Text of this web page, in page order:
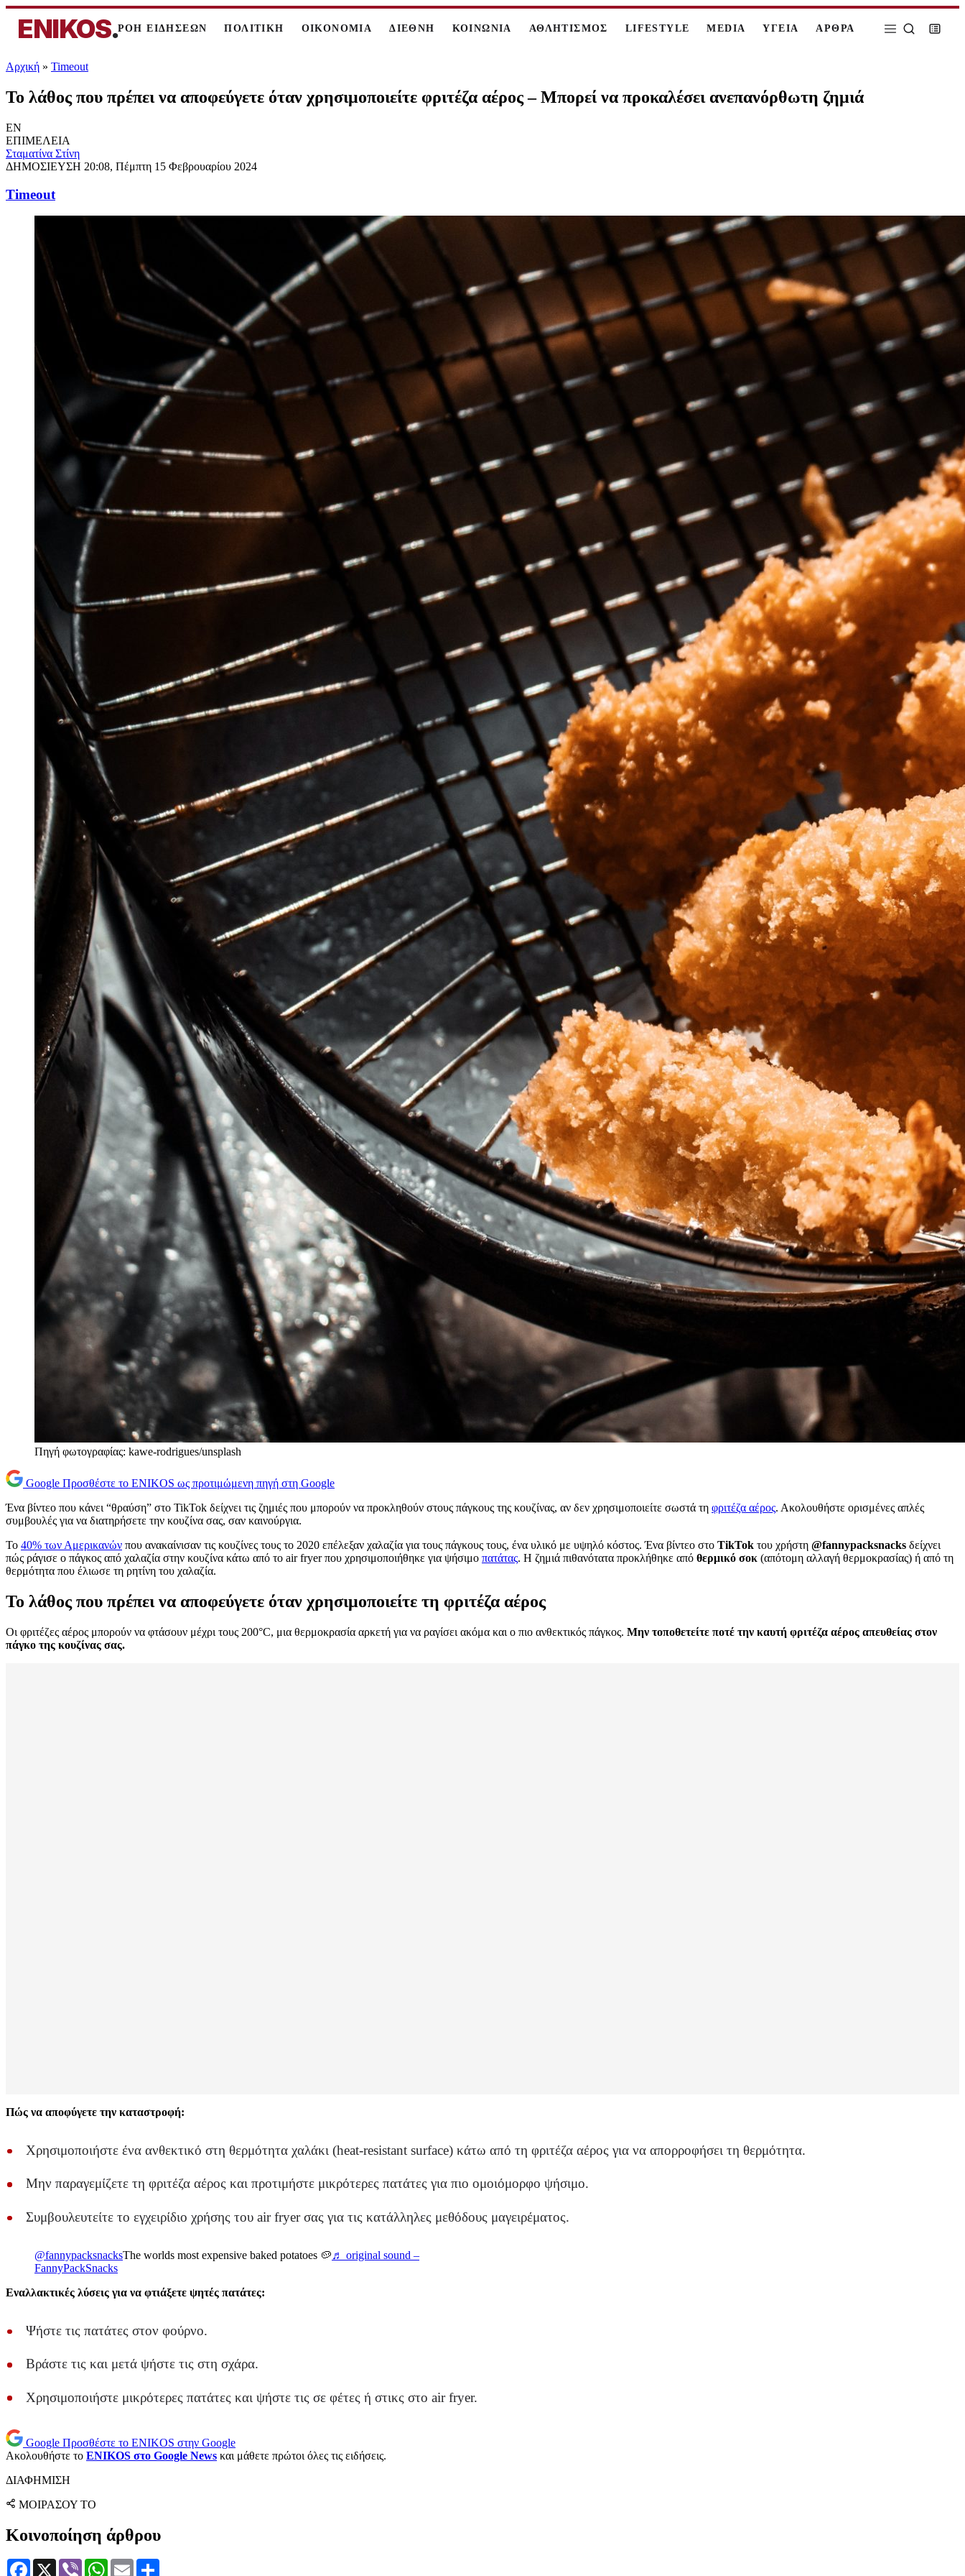
ENIKOS.ΡΟΗ ΕΙΔΗΣΕΩΝ ΠΟΛΙΤΙΚΗ ΟΙΚΟΝΟΜΙΑ ΔΙΕΘΝΗ ΚΟΙΝΩΝΙΑ ΑΘΛΗΤΙΣΜΟΣ LIFESTYLE MEDIA ΥΓΕΙΑ ΑΡΘΡΑ
Αρχική » Timeout
To λάθος που πρέπει να αποφεύγετε όταν χρησιμοποιείτε φριτέζα αέρος – Μπορεί να προκαλέσει ανεπανόρθωτη ζημιά
EN
ΕΠΙΜΕΛΕΙΑ
Σταματίνα Στίνη
ΔΗΜΟΣΙΕΥΣΗ 20:08, Πέμπτη 15 Φεβρουαρίου 2024
Timeout
Πηγή φωτογραφίας: kawe-rodrigues/unsplash
Google Προσθέστε το ENIKOS ως προτιμώμενη πηγή στη Google
Ένα βίντεο που κάνει “θραύση” στο TikTok δείχνει τις ζημιές που μπορούν να προκληθούν στους πάγκους της κουζίνας, αν δεν χρησιμοποιείτε σωστά τη φριτέζα αέρος. Ακολουθήστε ορισμένες απλές
συμβουλές για να διατηρήσετε την κουζίνα σας, σαν καινούργια.
Το 40% των Αμερικανών που ανακαίνισαν τις κουζίνες τους το 2020 επέλεξαν χαλαζία για τους πάγκους τους, ένα υλικό με υψηλό κόστος. Ένα βίντεο στο TikTok του χρήστη @fannypacksnacks δείχνει
πώς ράγισε ο πάγκος από χαλαζία στην κουζίνα κάτω από το air fryer που χρησιμοποιήθηκε για ψήσιμο πατάτας. Η ζημιά πιθανότατα προκλήθηκε από θερμικό σοκ (απότομη αλλαγή θερμοκρασίας) ή από τη
θερμότητα που έλιωσε τη ρητίνη του χαλαζία.
Το λάθος που πρέπει να αποφεύγετε όταν χρησιμοποιείτε τη φριτέζα αέρος
Οι φριτέζες αέρος μπορούν να φτάσουν μέχρι τους 200°C, μια θερμοκρασία αρκετή για να ραγίσει ακόμα και ο πιο ανθεκτικός πάγκος. Μην τοποθετείτε ποτέ την καυτή φριτέζα αέρος απευθείας στον
πάγκο της κουζίνας σας.
Πώς να αποφύγετε την καταστροφή:
Χρησιμοποιήστε ένα ανθεκτικό στη θερμότητα χαλάκι (heat-resistant surface) κάτω από τη φριτέζα αέρος για να απορροφήσει τη θερμότητα.
Μην παραγεμίζετε τη φριτέζα αέρος και προτιμήστε μικρότερες πατάτες για πιο ομοιόμορφο ψήσιμο.
Συμβουλευτείτε το εγχειρίδιο χρήσης του air fryer σας για τις κατάλληλες μεθόδους μαγειρέματος.
@fannypacksnacksThe worlds most expensive baked potatoes 🥔♬ original sound –
FannyPackSnacks
Εναλλακτικές λύσεις για να φτιάξετε ψητές πατάτες:
Ψήστε τις πατάτες στον φούρνο.
Βράστε τις και μετά ψήστε τις στη σχάρα.
Χρησιμοποιήστε μικρότερες πατάτες και ψήστε τις σε φέτες ή στικς στο air fryer.
Google Προσθέστε το ENIKOS στην Google
Ακολουθήστε το ENIKOS στο Google News και μάθετε πρώτοι όλες τις ειδήσεις.
ΔΙΑΦΗΜΙΣΗ
ΜΟΙΡΑΣΟΥ ΤΟ
Κοινοποίηση άρθρου
Facebook
X Viber WhatsApp
Email